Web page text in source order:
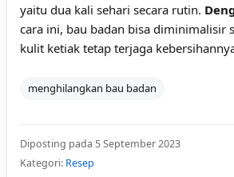
yaitu dua kali sehari secara rutin.
cara ini, bau badan bisa diminimalisir
kulit ketiak tetap terjaga
menghilangkan bau badan
Diposting pada 5 September 2023
Kategori: Resep